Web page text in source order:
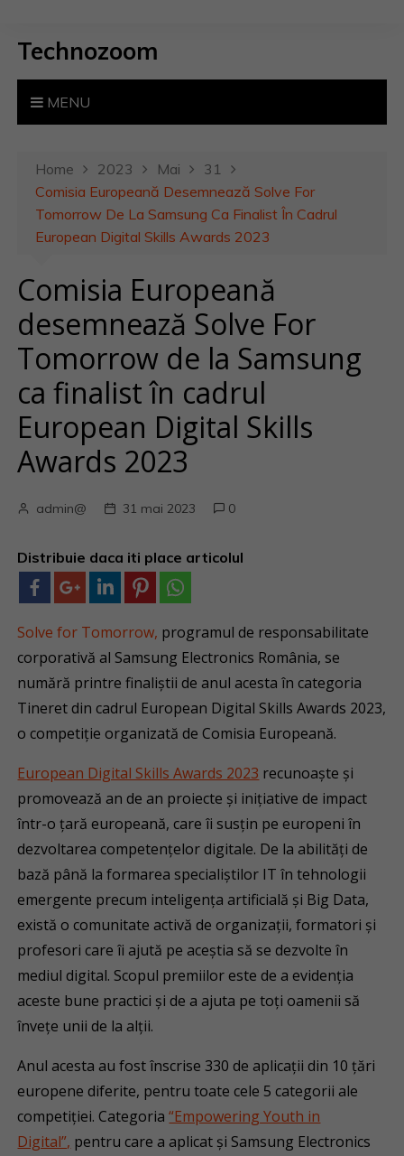
Technozoom
MENU
Home 2023 Mai
31
Comisia Europeană Desemnează Solve For
Tomorrow De La Samsung Ca Finalist În Cadrul
European Digital Skills Awards 2023
Comisia Europeană
desemnează Solve For
Tomorrow de la Samsung
ca finalist în cadrul
European Digital Skills
Awards 2023
admin@ 31 mai 2023 0
Distribuie daca iti place articolul
Solve for Tomorrow, programul de responsabilitate
corporativă al Samsung Electronics România, se
numără printre finaliștii de anul acesta în categoria
Tineret din cadrul European Digital Skills Awards 2023,
o competiție organizată de Comisia Europeană.
European Digital Skills Awards 2023 recunoaște și
promovează an de an proiecte și inițiative de impact
într-o țară europeană, care îi susțin pe europeni în
dezvoltarea competențelor digitale. De la abilități de
bază până la formarea specialiștilor IT în tehnologii
emergente precum inteligența artificială și Big Data,
există o comunitate activă de organizații, formatori și
profesori care îi ajută pe aceștia să se dezvolte în
mediul digital. Scopul premiilor este de a evidenția
aceste bune practici și de a ajuta pe toți oamenii să
învețe unii de la alții.
Anul acesta au fost înscrise 330 de aplicații din 10 țări
europene diferite, pentru toate cele 5 categorii ale
competiției. Categoria“Empowering Youth in
Digital”, pentru care a aplicat și Samsung Electronics